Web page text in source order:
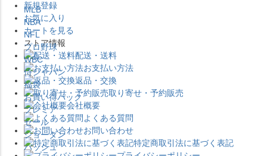
新規登録
お気に入り
カートを見る
ストア情報
配送・送料
お支払い方法
返品・交換
取り寄せ・予約販売
会社概要
よくある質問
お問い合わせ
特定商取引法に基づく表記
MLB
NBA
NFL
プロ野球
WBC
侍ジャパン
福袋
お買い得パック
プレミア
セール
ジョーダン
バッシュ